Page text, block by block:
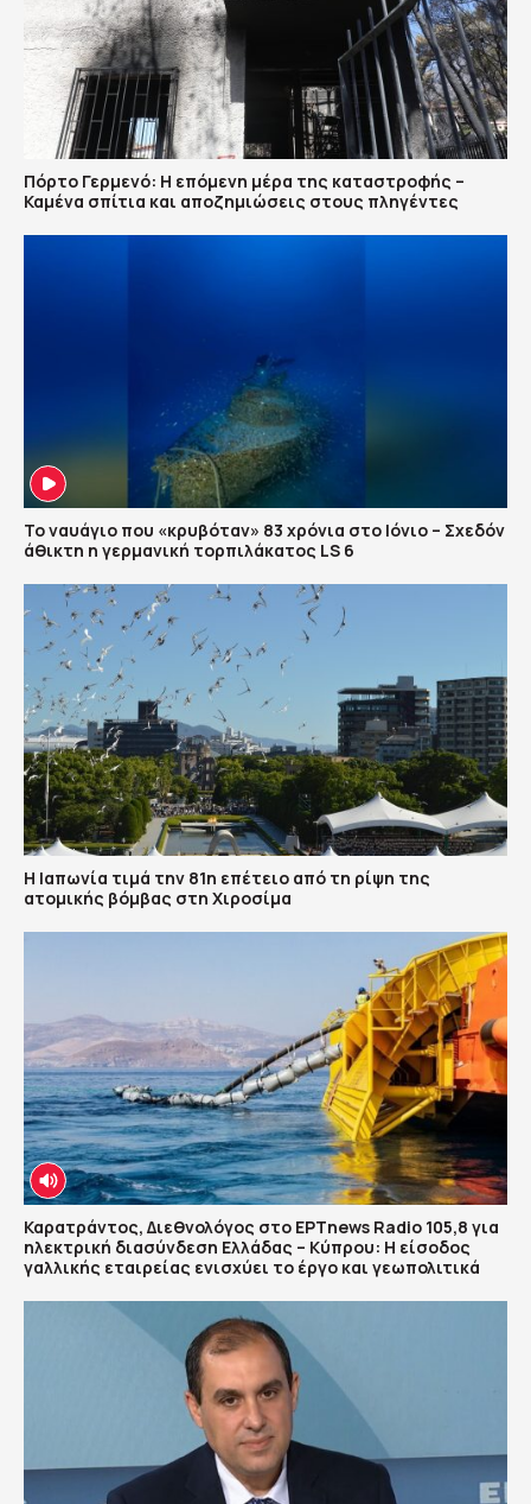
Πόρτο Γερμενό: Η επόμενη μέρα της καταστροφής –
Καμένα σπίτια και αποζημιώσεις στους πληγέντες
Το ναυάγιο που «κρυβόταν» 83 χρόνια στο Ιόνιο – Σχεδόν
άθικτη η γερμανική τορπιλάκατος LS 6
Η Ιαπωνία τιμά την 81η επέτειο από τη ρίψη της
ατομικής βόμβας στη Χιροσίμα
Καρατράντος, Διεθνολόγος στο ΕΡΤnews Radio 105,8 για
ηλεκτρική διασύνδεση Ελλάδας – Κύπρου: Η είσοδος
γαλλικής εταιρείας ενισχύει το έργο και γεωπολιτικά